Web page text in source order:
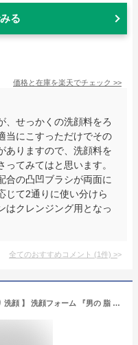
る
価格と在庫を楽天でチェック >>
、せっかくの洗顔料をろ
当にこすっただけでその
ありますので、洗顔料を
てみてはと思います。
合の凸凹ブラシが両面に
じて2通りに使い分けら
はクレンジング用となっ
全てのおすすめコメント (1件) >
メンズ 洗顔 【 オイリー肌 さっぱり 洗顔 】 洗顔フォーム 『男の 脂 をしっかり落とす』( ニキビ 対策 保湿 スキンケア 無添加 洗顔料 ) 100g エイチメンズ HMENZ